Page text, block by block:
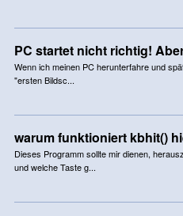
PC startet nicht richtig!
Wenn ich meinen PC herunterfahre und
"ersten Bildsc...
warum funktioniert kbhit()
Dieses Programm sollte mir dienen,
und welche Taste g...